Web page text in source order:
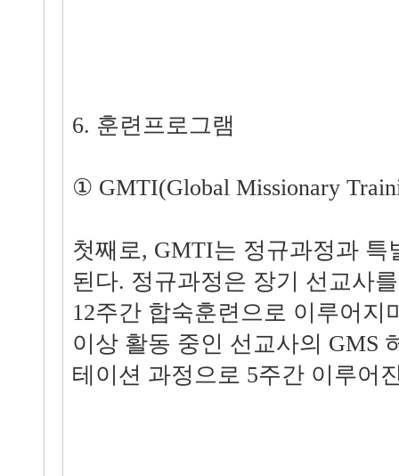
6. 훈련프로그램
① GMTI(Global Missionary
첫째로, GMTI는 정규과정과 특
된다. 정규과정은 장기 선교사
12주간 합숙훈련으로 이루어지
이상 활동 중인 선교사의 GMS
테이션 과정으로 5주간 이루어